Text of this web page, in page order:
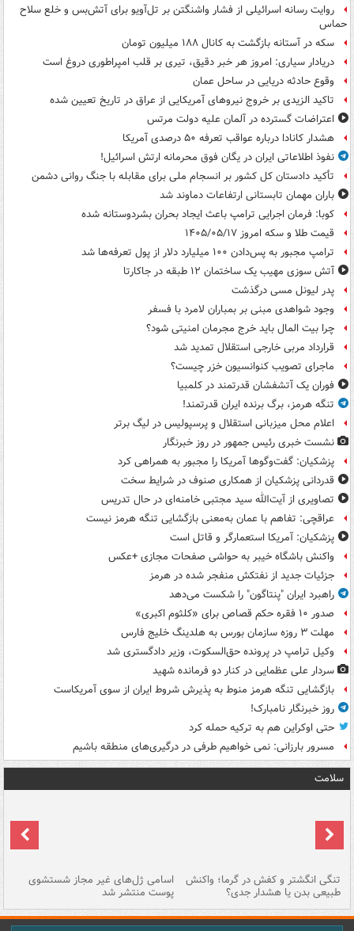
روایت رسانه اسرائیلی از فشار واشنگتن بر تل‌آویو برای آتش‌بس و خلع سلاح
حماس
سکه در آستانه بازگشت به کانال ۱۸۸ میلیون تومان
دریادار سیاری: امروز هر خبر دقیق، تیری بر قلب امپراطوری دروغ است
وقوع حادثه دریایی در ساحل عمان
تاکید الزیدی بر خروج نیروهای آمریکایی از عراق در تاریخ تعیین شده
اعتراضات گسترده در آلمان علیه دولت مرتس
هشدار کانادا درباره عواقب تعرفه ۵۰ درصدی آمریکا
نفوذ اطلاعاتی ایران در یگان فوق محرمانه ارتش اسرائیل!
تأکید دادستان کل کشور بر انسجام ملی برای مقابله با جنگ روانی دشمن
باران مهمان تابستانی ارتفاعات دماوند شد
کوبا: فرمان اجرایی ترامپ باعث ایجاد بحران بشردوستانه شده
قیمت طلا و سکه امروز ۱۴۰۵/۰۵/۱۷
ترامپ مجبور به پس‌دادن ۱۰۰ میلیارد دلار از پول تعرفه‌ها شد
آتش سوزی مهیب یک ساختمان ۱۲ طبقه در جاکارتا
پدر لیونل مسی درگذشت
وجود شواهدی مبنی بر بمباران لامرد با فسفر
چرا بیت المال باید خرج مجرمان امنیتی شود؟
قرارداد مربی خارجی استقلال تمدید شد
ماجرای تصویب کنوانسیون خزر چیست؟
فوران یک آتشفشان قدرتمند در کلمبیا
تنگه هرمز، برگ برنده ایران قدرتمند!
اعلام محل میزبانی استقلال و پرسپولیس در لیگ برتر
نشست خبری رئیس جمهور در روز خبرنگار
پزشکیان: گفت‌وگوها آمریکا را مجبور به همراهی کرد
قدردانی پزشکیان از همکاری صنوف در شرایط سخت
تصاویری از آیت‌الله سید مجتبی خامنه‌ای در حال تدریس
عراقچی: تفاهم با عمان به‌معنی بازگشایی تنگه هرمز نیست
پزشکیان: آمریکا استعمارگر و قاتل است
واکنش باشگاه خیبر به حواشی صفحات مجازی +عکس
جزئیات جدید از نفتکش منفجر شده در هرمز
راهبرد ایران "پنتاگون" را شکست می‌دهد
صدور ۱۰ فقره حکم قصاص برای «کلثوم اکبری»
مهلت ۳ روزه سازمان بورس به هلدینگ خلیج فارس
وکیل ترامپ در پرونده حق‌السکوت، وزیر دادگستری شد
سردار علی عظمایی در کنار دو فرمانده شهید
بازگشایی تنگه هرمز منوط به پذیرش شروط ایران از سوی آمریکاست
روز خبرنگار نامبارک!
حتی اوکراین هم به ترکیه حمله کرد
مسرور بارزانی: نمی خواهیم طرفی در درگیری‌های منطقه باشیم
سلامت
تنگی انگشتر و کفش در گرما؛ واکنش
طبیعی بدن یا هشدار جدی؟
اسامی ژل‌های غیر مجاز شستشوی
پوست منتشر شد